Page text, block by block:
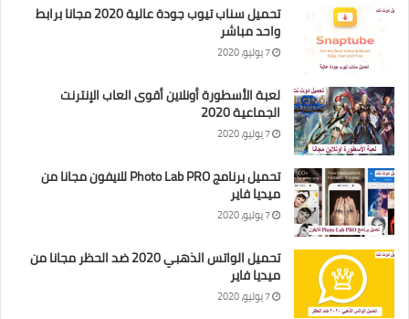
تحميل سناب تيوب جودة عالية 2020 مجانا برابط
واحد مباشر
7 يوليو، 2020
لعبة الأسطورة أونلاين أقوى العاب الإنترنت
الجماعية 2020
7 يوليو، 2020
تحميل برنامج Photo Lab PRO للايفون مجانا من
ميديا فاير
7 يوليو، 2020
تحميل الواتس الذهبي 2020 ضد الحظر مجانا من
ميديا فاير
7 يوليو، 2020